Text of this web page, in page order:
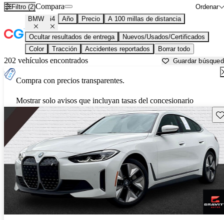
Filtro (2) Ordenar
Compara
BMW i4 Año Precio A 100 millas de distancia
Ocultar resultados de entrega
Nuevos/Usados/Certificados
Color
Tracción Accidentes reportados Borrar todo
202 vehículos encontrados Guardar
Compra con precios transparentes.
Mostrar solo avisos que incluyan tasas del concesionario